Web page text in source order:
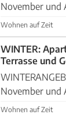
November und April
helle Wohnung
in 2.
Cala Dor Es befindet sich in einem
Ibizenkischem
Wohnen auf Zeit
WINTER:
Terrasse und
in Es Forti -
November und April
helle Wohnung
Wohnen auf Zeit